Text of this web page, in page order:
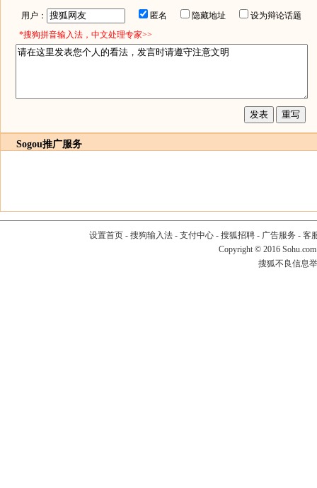
用户： 匿名 隐藏地址
设为辩论话题
*搜狗拼音输入法，中文处理专家>>
Sogou推广服务
设置首页- 搜狗输入法- 支付中心- 搜狐招聘- 广告服务 - 客
Copyright © 2016
搜狐不良信息